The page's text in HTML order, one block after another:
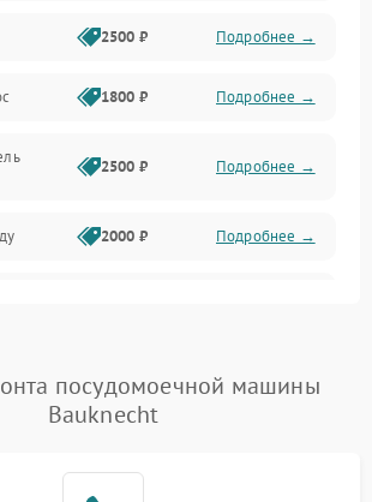
2500 ₽ Подробнее →
1800 ₽ Подробнее →
2500 ₽ Подробнее →
2000 ₽ Подробнее →
1800 ₽ Подробнее →
посудомоечной машины
Bauknecht